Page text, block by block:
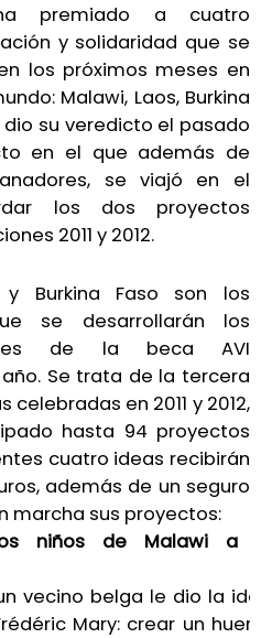
premiado a cuatro
y solidaridad que se
los próximos meses en
Malawi, Laos, Burkina
dio su veredicto el pasado
en el que además de
se viajó en el
los dos proyectos
2011 y 2012.
y Burkina Faso son los
se desarrollarán los
de la beca AVI
Se trata de la tercera
en 2011 y 2012,
hasta 94 proyectos
cuatro ideas recibirán
además de un seguro
marcha sus proyectos:
niños de Malawi a la
vecino belga le dio la idea
Mary: crear un huerto